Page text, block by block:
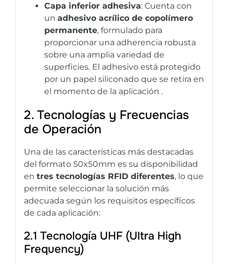
Capa inferior adhesiva: Cuenta con
un adhesivo acrílico de copolímero
permanente, formulado para
proporcionar una adherencia robusta
sobre una amplia variedad de
superficies. El adhesivo está protegido
por un papel siliconado que se retira en
el momento de la aplicación .
2. Tecnologías y Frecuencias
de Operación
Una de las características más destacadas
del formato 50x50mm es su disponibilidad
en tres tecnologías RFID diferentes, lo que
permite seleccionar la solución más
adecuada según los requisitos específicos
de cada aplicación:
2.1 Tecnología UHF (Ultra High
Frequency)